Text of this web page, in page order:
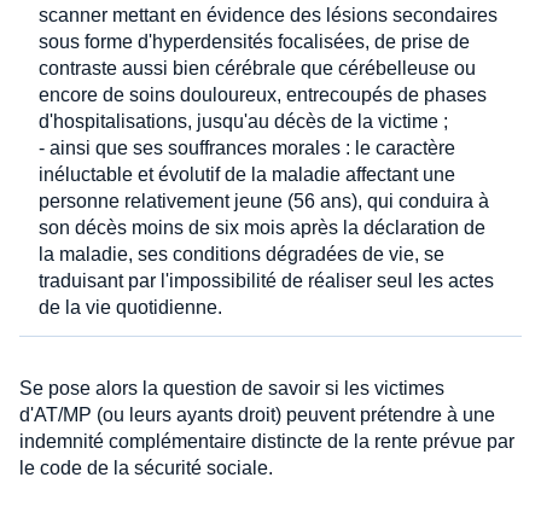
scanner mettant en évidence des lésions secondaires
sous forme d'hyperdensités focalisées, de prise de
contraste aussi bien cérébrale que cérébelleuse ou
encore de soins douloureux, entrecoupés de phases
d'hospitalisations, jusqu'au décès de la victime ;
- ainsi que ses souffrances morales : le caractère
inéluctable et évolutif de la maladie affectant une
personne relativement jeune (56 ans), qui conduira à
son décès moins de six mois après la déclaration de
la maladie, ses conditions dégradées de vie, se
traduisant par l'impossibilité de réaliser seul les actes
de la vie quotidienne.
Se pose alors la question de savoir si les victimes
d'AT/MP (ou leurs ayants droit) peuvent prétendre à une
indemnité complémentaire distincte de la rente prévue par
le code de la sécurité sociale.